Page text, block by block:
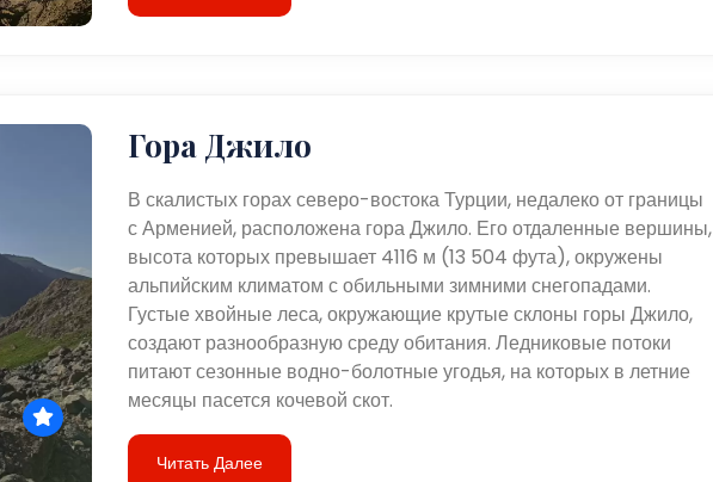
Гора Джило
В скалистых горах северо-востока Турции, недалеко от границы
с Арменией, расположена гора Джило. Его отдаленные вершины,
высота которых превышает 4116 м (13 504 фута), окружены
альпийским климатом с обильными зимними снегопадами.
Густые хвойные леса, окружающие крутые склоны горы Джило,
создают разнообразную среду обитания. Ледниковые потоки
питают сезонные водно-болотные угодья, на которых в летние
месяцы пасется кочевой скот.
Читать Далее